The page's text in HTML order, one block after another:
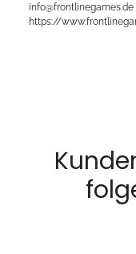
info@frontlinegames.de
https://